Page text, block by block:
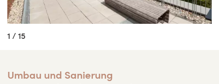
1 / 15
Umbau und Sanierung